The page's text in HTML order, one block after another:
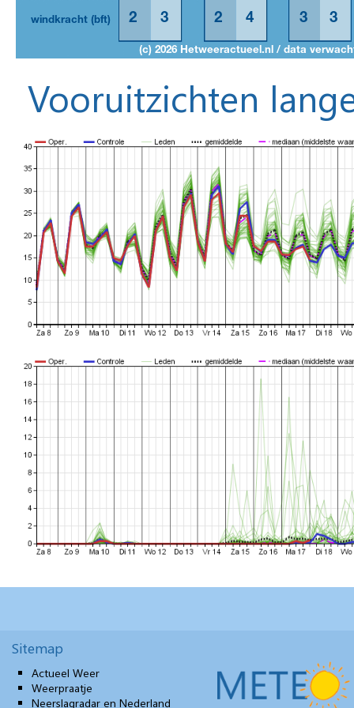
Vooruitzichten
Sitemap
Actueel Weer
Weerpraatje
Neerslagradar en Nederland